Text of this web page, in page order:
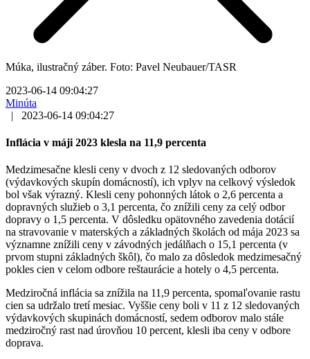
Múka, ilustračný záber. Foto: Pavel Neubauer/TASR
2023-06-14 09:04:27
Minúta
|
2023-06-14 09:04:27
Inflácia v máji 2023 klesla na 11,9 percenta
Medzimesačne klesli ceny v dvoch z 12 sledovaných odborov
(výdavkových skupín domácností), ich vplyv na celkový výsledok
bol však výrazný. Klesli ceny pohonných látok o 2,6 percenta a
dopravných služieb o 3,1 percenta, čo znížili ceny za celý odbor
dopravy o 1,5 percenta. V dôsledku opätovného zavedenia dotácií
na stravovanie v materských a základných školách od mája 2023 sa
významne znížili ceny v závodných jedálňach o 15,1 percenta (v
prvom stupni základných škôl), čo malo za dôsledok medzimesačný
pokles cien v celom odbore reštaurácie a hotely o 4,5 percenta.
Medziročná inflácia sa znížila na 11,9 percenta, spomaľovanie rastu
cien sa udržalo tretí mesiac. Vyššie ceny boli v 11 z 12 sledovaných
výdavkových skupinách domácností, sedem odborov malo stále
medziročný rast nad úrovňou 10 percent, klesli iba ceny v odbore
doprava.